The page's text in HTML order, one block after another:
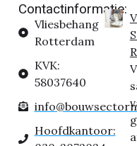
Contactinformatie:
Vliesbehang
Rotterdam
KVK:
58037640
Hoofdkantoor: